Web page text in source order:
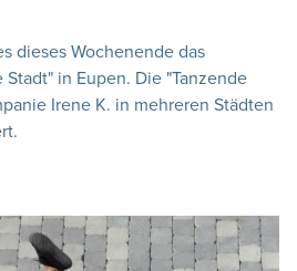
dieses Wochenende das
in Eupen. Die "Tanzende
Irene K. in mehreren Städten